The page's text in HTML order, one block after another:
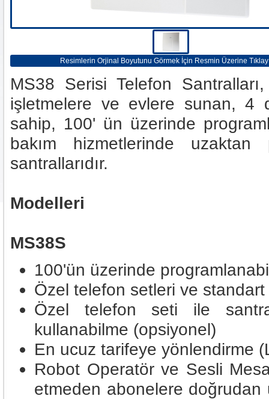
Resimlerin Orjinal Boyutunu Görmek İçin Resmin Üzerine
MS38 Serisi Telefon
işletmelere ve evlere sunan, 4
sahip, 100' ün üzerinde
bakım hizmetlerinde uzaktan
santrallarıdır.
Modelleri
MS38S
100'ün üzerinde
Özel telefon setleri ve
Özel telefon seti ile
kullanabilme (opsiyonel)
En ucuz tarifeye yönlendirme
Robot Operatör ve Sesli
etmeden abonelere doğrudan